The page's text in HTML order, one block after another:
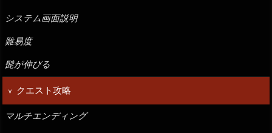
システム画面説明
難易度
髭が伸びる
クエスト攻略
マルチエンディング